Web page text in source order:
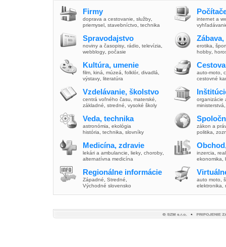
Firmy
doprava a cestovanie služby
priemysel stavebníctvo technika
Spravodajstvo
noviny a časopisy rádio televízia
webblogy počasie
Kultúra, umenie
film kiná múzeá folklór, divadlá
výstavy literatúra
Vzdelávanie, školstvo
centrá voľného času materské
základné
stredné vysoké školy
Veda, technika
astronómia
ekológia
história
technika slovníky
Medicína, zdravie
lekári a ambulancie lieky choroby
alternatívna medicína
Regionálne informácie
Západné Stredné
Východné slovensko
internet a
erotika
hobby
auto-moto
cestovné
organizácie
ministerstvá
zákon a
politika
inzercia
ekonomika
auto moto
elektronika,